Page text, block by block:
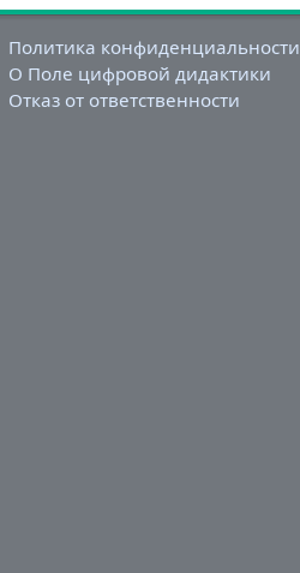
Политика конфиденциальности
О Поле цифровой дидактики
Отказ от ответственности